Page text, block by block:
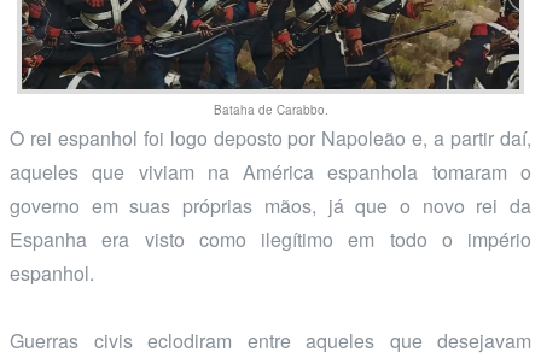
Bataha de Carabbo.
O rei espanhol foi logo deposto por Napoleão e, a partir daí,
aqueles que viviam na América espanhola tomaram o
governo em suas próprias mãos, já que o novo rei da
Espanha era visto como ilegítimo em todo o império
espanhol.
Guerras civis eclodiram entre aqueles que desejavam